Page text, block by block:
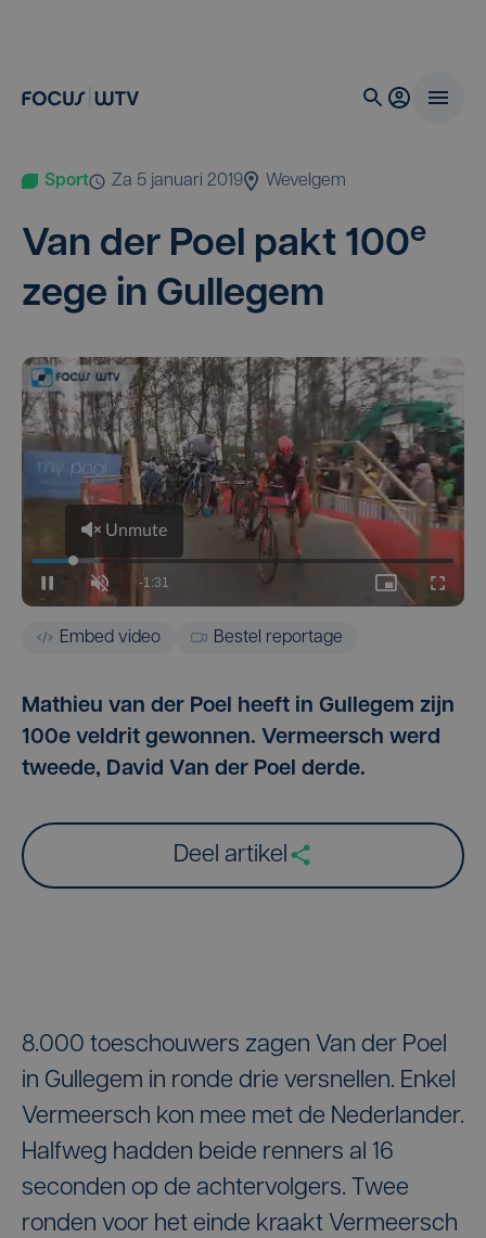
Sport za 5 januari 2019 Wevelgem
Van der Poel pakt 100e
zege in Gullegem
Embed video Bestel reportage
Mathieu van der Poel heeft in Gullegem zijn
100e veldrit gewonnen. Vermeersch werd
tweede, David Van der Poel derde.
Deel artikel
8.000 toeschouwers zagen Van der Poel
in Gullegem in ronde drie versnellen. Enkel
Vermeersch kon mee met de Nederlander.
Halfweg hadden beide renners al 16
seconden op de achtervolgers. Twee
ronden voor het einde kraakt Vermeersch